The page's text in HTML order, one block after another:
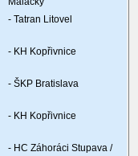
- Tatran Litovel
- KH Kopřivnice
- ŠKP Bratislava
- KH Kopřivnice
- HC Záhoráci Stupava /